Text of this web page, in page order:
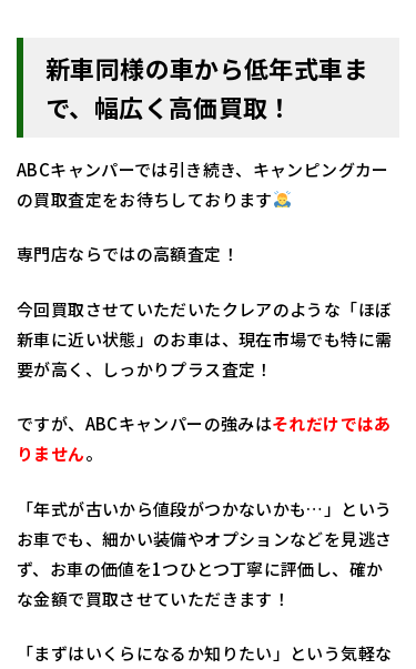
新車同様の車から低年式車ま
で、幅広く高価買取！
ABCキャンパーでは引き続き、キャンピングカー
の買取査定をお待ちしております
専門店ならではの高額査定！
今回買取させていただいたクレアのような「ほぼ
新車に近い状態」のお車は、現在市場でも特に需
要が高く、しっかりプラス査定！
ですが、ABCキャンパーの強みはそれだけではあ
りません。
「年式が古いから値段がつかないかも…」という
お車でも、細かい装備やオプションなどを見逃さ
ず、お車の価値を1つひとつ丁寧に評価し、確か
な金額で買取させていただきます！
「まずはいくらになるか知りたい」という気軽な